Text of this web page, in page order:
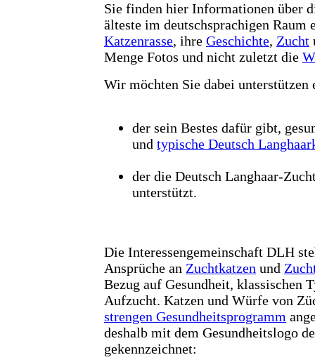
Sie finden hier Informationen über
älteste im deutschsprachigen Raum
Katzenrasse, ihre Geschichte, Zucht
Menge Fotos und nicht zuletzt die
Wir möchten Sie dabei unterstützen
der sein Bestes dafür gibt,
und typische Deutsch
der die Deutsch Langhaar-
unterstützt.
Die Interessengemeinschaft DLH
Ansprüche an Zuchtkatzen und
Bezug auf Gesundheit, klassischen
Aufzucht. Katzen und Würfe von
strengen Gesundheitsprogramm
deshalb mit dem Gesundheitslogo
gekennzeichnet: